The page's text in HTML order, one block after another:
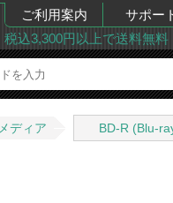
ご利用案内 サポー
税込3,300円以上で送料無料
メディア BD-R (Blu-